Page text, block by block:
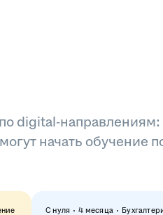
digital-направлениям:
начать обучение
С нуля 4 месяца